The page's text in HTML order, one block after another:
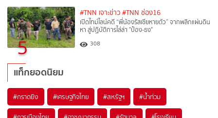
5
#TNN เจาะข่าว #TNN ช่อง16
เปิดไทม์ไลน์คดี “พี่น้องรัสเซียหายตัว” จากพลิกแผ่นดิน
หา สู่ปฏิบัติการไล่ล่า "ป๋อง-ธง"
308
แท็กยอดนิยม
#กราดยิง #เศรษฐกิจไทย #สหรัฐฯ #น้ำท่วม